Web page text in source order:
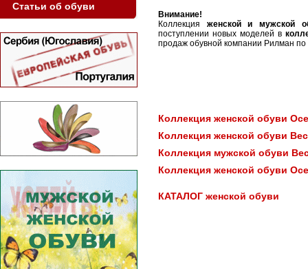
Статьи об обуви
Внимание!
Коллекция женской и мужской
поступлении новых моделей в
продаж обувной компании Рилман
Коллекция женской обуви
Коллекция женской обуви
Коллекция мужской обуви
Коллекция женской обуви
КАТАЛОГ женской обуви